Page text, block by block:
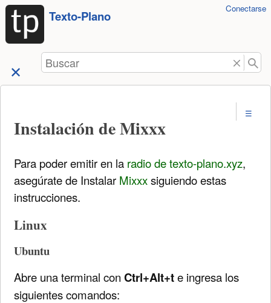
Saltar a
contenido
Texto-Plano
HerramientasConectarse
Buscar
Instalación de Mixxx
Para poder emitir en la radio de texto-plano.xyz,
asegúrate de Instalar Mixxxsiguiendo estas
instrucciones.
Linux
Ubuntu
Abre una terminal conCtrl+Alt+te ingresa los
siguientes comandos: